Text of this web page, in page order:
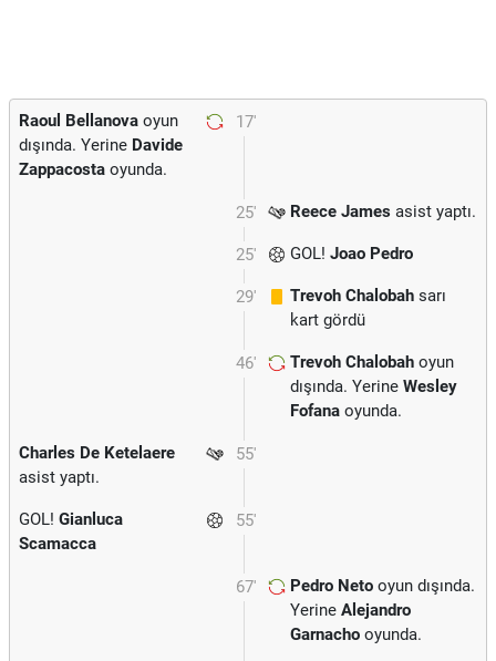
17'
Raoul Bellanova oyun
dışında. Yerine Davide
Zappacosta oyunda.
25' Reece James asist yaptı.
25' GOL! Joao Pedro
29' Trevoh Chalobah sarı
kart gördü
46' Trevoh Chalobah oyun
dışında. Yerine Wesley
Fofana oyunda.
55'
Charles De Ketelaere
asist yaptı.
55'
GOL! Gianluca
Scamacca
67' Pedro Neto oyun dışında.
Yerine Alejandro
Garnacho oyunda.